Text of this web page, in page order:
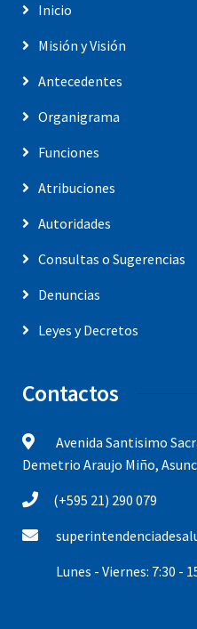
Inicio
Misión y Visión
Antecedentes
Organigrama
Funciones
Atribuciones
Autoridades
Consultas o Sugerencias
Denuncias
Leyes y Decretos
Contactos
Avenida Santisimo
Demetrio Araujo Miño,
(+595 21) 290 079
Lunes - Viernes: 7:30 -